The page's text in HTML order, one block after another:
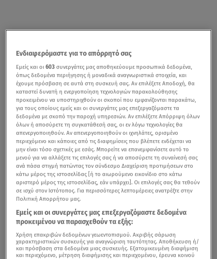
Ενδιαφερόμαστε για το απόρρητό σας
Εμείς και οι603 συνεργάτες μας αποθηκεύουμε προσωπικά δεδομένα,
όπως δεδομένα περιήγησης ή μοναδικά αναγνωριστικά στοιχεία, και
έχουμε πρόσβαση σε αυτά στη συσκευή σας. Αν επιλέξετε Αποδοχή, θα
καταστεί δυνατή η ενεργοποίηση τεχνολογιών παρακολούθησης
προκειμένου να υποστηριχθούν οι σκοποί που εμφανίζονται παρακάτω,
για τους οποίους εμείς και οι συνεργάτες μας επεξεργαζόμαστε τα
δεδομένα με σκοπό την παροχή υπηρεσιών. Αν επιλέξετε Απόρριψη όλων
όλων ή αποσύρετε τη συγκατάθεσή σας, οι εν λόγω τεχνολογίες θα
απενεργοποιηθούν. Αν απενεργοποιηθούν οι ιχνηλάτες, ορισμένο
περιεχόμενο και κάποιες από τις διαφημίσεις που βλέπετε ενδέχεται να
μην είναι τόσο σχετικές με εσάς. Μπορείτε να επανεμφανίσετε αυτό το
μενού για να αλλάξετε τις επιλογές σας ή να αποσύρετε τη συναίνεσή σας
ανά πάσα στιγμή πατώντας τον σύνδεσμο Διαχείριση προτιμήσεων στο
κάτω μέρος της ιστοσελίδας [ή το αιωρούμενο εικονίδιο στο κάτω
αριστερό μέρος της ιστοσελίδας, εάν υπάρχει]. Οι επιλογές σας θα τεθούν
σε ισχύ στον Ιστότοπος. Για περισσότερες λεπτομέρειες ανατρέξτε στην
Πολιτική Απορρήτου μας.
Εμείς και οι συνεργάτες μας επεξεργαζόμαστε δεδομένα
προκειμένου να παρασχεθούν τα εξής:
Χρήση επακριβών δεδομένων γεωεντοπισμού. Ακριβής σάρωση
χαρακτηριστικών συσκευής για αναγνώριση ταυτότητας. Αποθήκευση ή/
και πρόσβαση στα δεδομένα μιας συσκευής. Εξατομικευμένη διαφήμιση
και περιεχόμενο, μέτρηση διαφήμισης και περιεχομένου, έρευνα κοινού